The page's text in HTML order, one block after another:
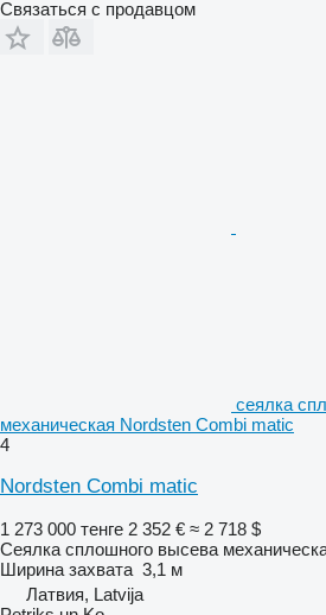
Связаться с продавцом
сеялка
механическая Nordsten Combi matic
4
Nordsten Combi matic
1 273 000 тенге 2 352 € ≈ 2 718 $
Сеялка сплошного высева
Ширина захвата 3,1 м
Латвия, Latvija